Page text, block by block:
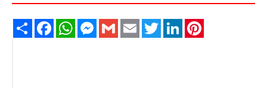
Share FacebookWhatsAppMessenger
Gmail Email TwitterLinkedIn